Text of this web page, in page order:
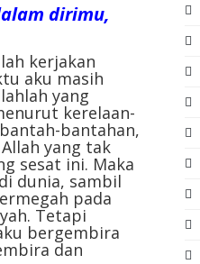
dirimu,
kerjakan
aku masih
yang
kerelaan-
bantahan,
yang tak
sesat ini. Maka
dunia, sambil
pada
Tetapi
bergembira
dan